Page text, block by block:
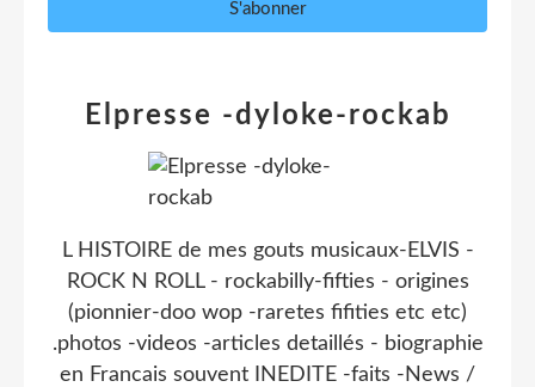
Elpresse -dyloke-rockab
L HISTOIRE de mes gouts musicaux-ELVIS -
ROCK N ROLL - rockabilly-fifties - origines
(pionnier-doo wop -raretes fifities etc etc)
.photos -videos -articles detaillés - biographie
en Francais souvent INEDITE -faits -News /